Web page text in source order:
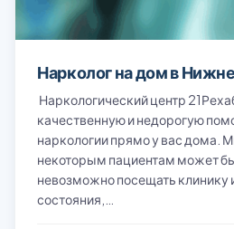
Нарколог на дом в
Наркологический центр
качественную и недорогую
наркологии прямо у вас дома.
некоторым пациентам может
невозможно посещать клинику
состояния,…